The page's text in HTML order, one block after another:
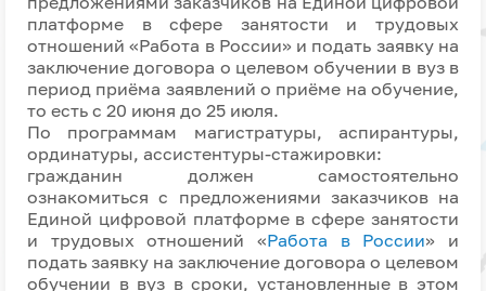
платформе в сфере занятости и трудовых
отношений «Работа в России» и подать заявку на
заключение договора о целевом обучении в вуз в
период приёма заявлений о приёме на обучение,
то есть с 20 июня до 25 июля.
По программам магистратуры, аспирантуры,
ординатуры, ассистентуры-стажировки:
гражданин должен самостоятельно
ознакомиться с предложениями заказчиков на
Единой цифровой платформе в сфере занятости
и трудовых отношений «Работа в России» и
подать заявку на заключение договора о целевом
обучении в вуз в сроки, установленные в этом